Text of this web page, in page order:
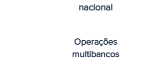
nacional
Operações
multibancos